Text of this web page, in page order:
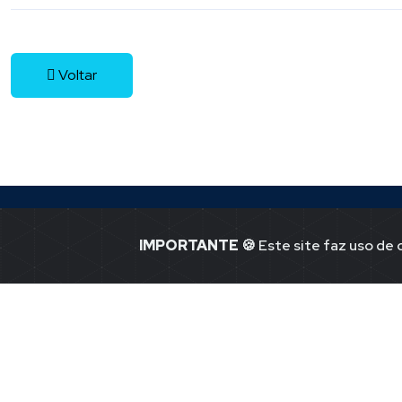
Voltar
Jornal Ponto -
IMPORTANTE 🍪 Este site faz uso